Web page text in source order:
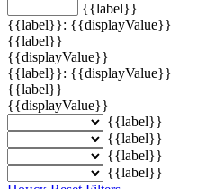
{{label}}
{{label}}: {{displayValue}}
{{label}}
{{displayValue}}
{{label}}: {{displayValue}}
{{label}}
{{displayValue}}
{{label}}
{{label}}
{{label}}
{{label}}